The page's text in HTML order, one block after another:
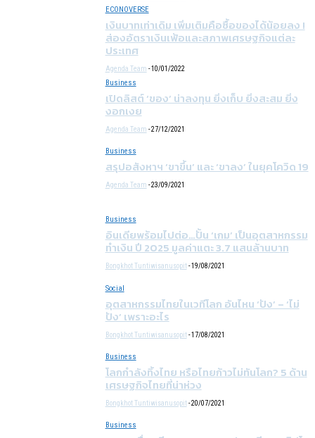
ECONOVERSE
เงินบาทเท่าเดิม เพิ่มเติมคือซื้อของได้น้อยลง !
ส่องอัตราเงินเฟ้อและสภาพเศรษฐกิจแต่ละ
ประเทศ
Agenda Team - 10/01/2022
Business
เปิดลิสต์ ‘ของ’ น่าลงทุน ยิ่งเก็บ ยิ่งสะสม ยิ่ง
งอกเงย
Agenda Team - 27/12/2021
Business
สรุปอสังหาฯ ‘ขาขึ้น’ และ ‘ขาลง’ ในยุคโควิด 19
Agenda Team - 23/09/2021
Business
อินเดียพร้อมไปต่อ…ปั้น ‘เกม’ เป็นอุตสาหกรรม
ทำเงิน ปี 2025 มูลค่าแตะ 3.7 แสนล้านบาท
Bongkhot Tuntiwisanusopit - 19/08/2021
Social
อุตสาหกรรมไทยในเวทีโลก อันไหน ‘ปัง’ – ‘ไม่
ปัง’ เพราะอะไร
Bongkhot Tuntiwisanusopit - 17/08/2021
Business
โลกกำลังทิ้งไทย หรือไทยก้าวไม่ทันโลก? 5 ด้าน
เศรษฐกิจไทยที่น่าห่วง
Bongkhot Tuntiwisanusopit - 20/07/2021
Business